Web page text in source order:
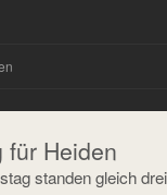
für Heiden
standen gleich